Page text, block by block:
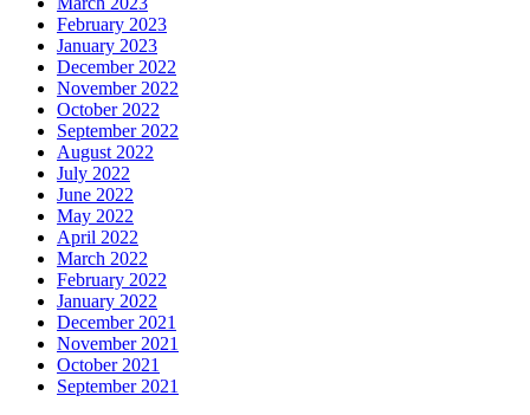
February 2023
January 2023
December 2022
November 2022
October 2022
September 2022
August 2022
July 2022
June 2022
May 2022
April 2022
March 2022
February 2022
January 2022
December 2021
November 2021
October 2021
September 2021